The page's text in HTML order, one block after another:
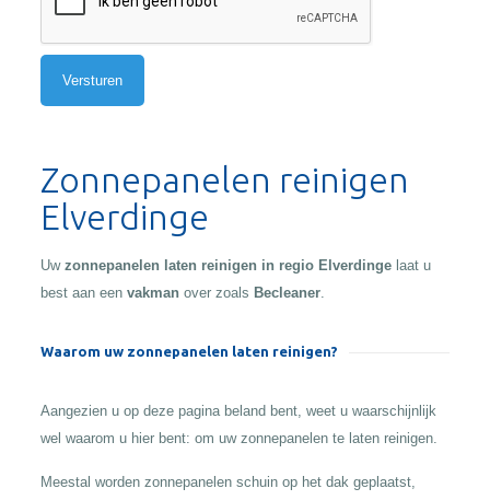
Zonnepanelen reinigen
Elverdinge
Uw zonnepanelen laten reinigen in regio Elverdinge laat u
best aan een vakman over zoals Becleaner.
Waarom uw zonnepanelen laten reinigen?
Aangezien u op deze pagina beland bent, weet u waarschijnlijk
wel waarom u hier bent: om uw zonnepanelen te laten reinigen.
Meestal worden zonnepanelen schuin op het dak geplaatst,